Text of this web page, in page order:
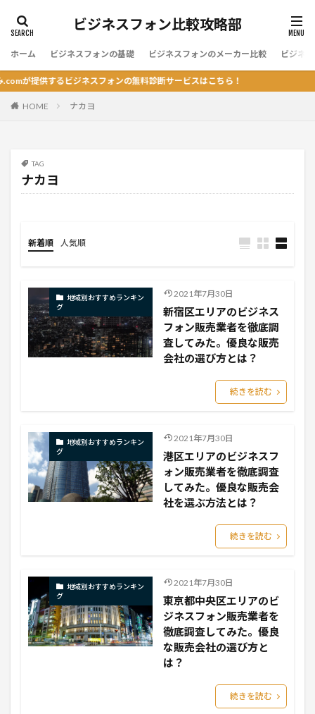
ビジネスフォン比較攻略部
ホーム ビジネスフォンの基礎 ビジネスフォンのメーカー比較 ビジネ
提供するビジネスフォンの無料診断サービスはこちら！
HOME ナカヨ
TAG
ナカヨ
新着順 人気順
地域別おすすめランキン
グ
2021年7月30日
新宿区エリアのビジネス
フォン販売業者を徹底調
査してみた。優良な販売
会社の選び方とは？
続きを読む
地域別おすすめランキン
グ
2021年7月30日
港区エリアのビジネスフ
ォン販売業者を徹底調査
してみた。優良な販売会
社を選ぶ方法とは？
続きを読む
地域別おすすめランキン
グ
2021年7月30日
東京都中央区エリアのビ
ジネスフォン販売業者を
徹底調査してみた。優良
な販売会社の選び方と
は？
続きを読む